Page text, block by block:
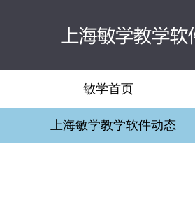
敏学首页
上海敏学教学软件动态